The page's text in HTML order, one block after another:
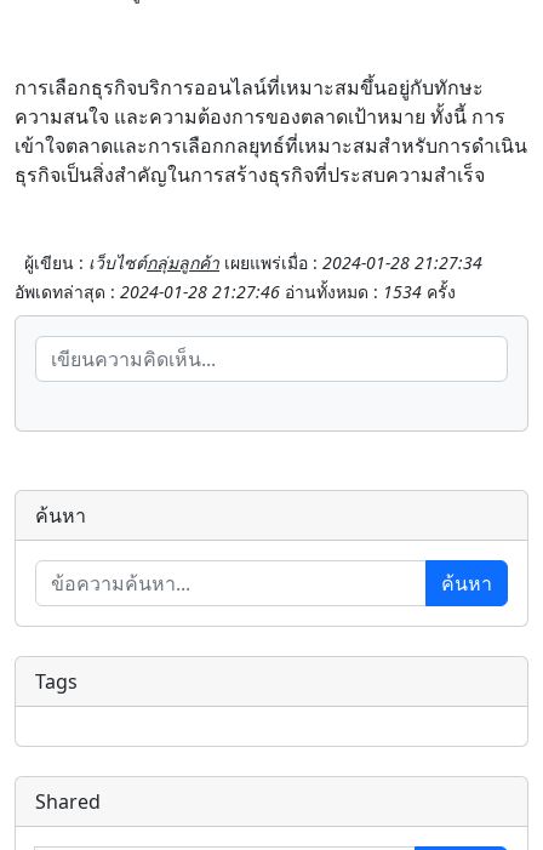
การเลือกธุรกิจบริการออนไลน์ที่เหมาะสมขึ้นอยู่กับทักษะ
ความสนใจ และความต้องการของตลาดเป้าหมาย ทั้งนี้ การ
เข้าใจตลาดและการเลือกกลยุทธ์ที่เหมาะสมสำหรับการดำเนิน
ธุรกิจเป็นสิ่งสำคัญในการสร้างธุรกิจที่ประสบความสำเร็จ
ผู้เขียน : เว็บไซต์กลุ่มลูกค้า เผยแพร่เมื่อ : 2024-01-28 21:27:34
อัพเดทล่าสุด : 2024-01-28 21:27:46 อ่านทั้งหมด : 1534 ครั้ง
ค้นหา
ค้นหา
Tags
Shared